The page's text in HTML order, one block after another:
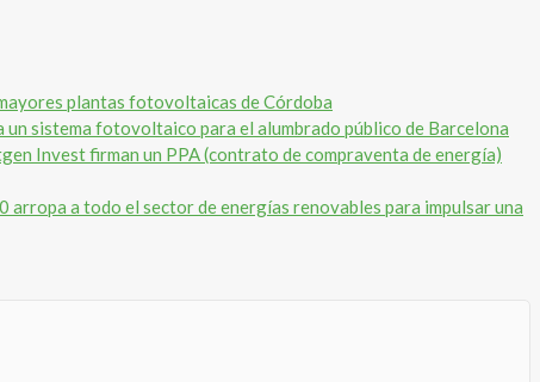
plantas fotovoltaicas de Córdoba
sistema fotovoltaico para el alumbrado público de Barcelona
Invest firman un PPA (contrato de compraventa de energía)
arropa a todo el sector de energías renovables para impulsar una